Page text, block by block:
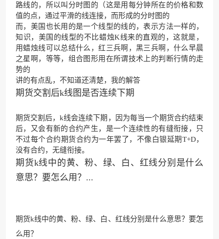
路线的，所以叫分时图的（这是用每分钟所在的价格和数
值的点，通过平滑的线连接，而形成的分时图的
而，美国也长用的是一个线型的线的，表示方法一样的，
知识，美国的线型的不比蜡烛K线来的直观的，这就是，
用蜡烛线可以总结什么，红三兵啊，黑三兵啊，什么早晨
之星啊，等等，组合图形用在所谓技术上的判断行情的走
势的
讲的有点乱，不知道还清楚，我的解答
期货交割后k线图是否连续下期
期货交割后，k线会连续下期，因为每当一个期货合约结束
后，又会有新的合约产生，是一个连续性的有缝衔接，只
不过每个合约期货合约为一年罢了，不像白银延期T+D，
没有合约，无缝衔接。
期货k线中的黄、粉、绿、白、红线分别是什么
意思？要怎么用？...
期货k线中的黄、粉、绿、白、红线分别是什么意思？要怎
么用？